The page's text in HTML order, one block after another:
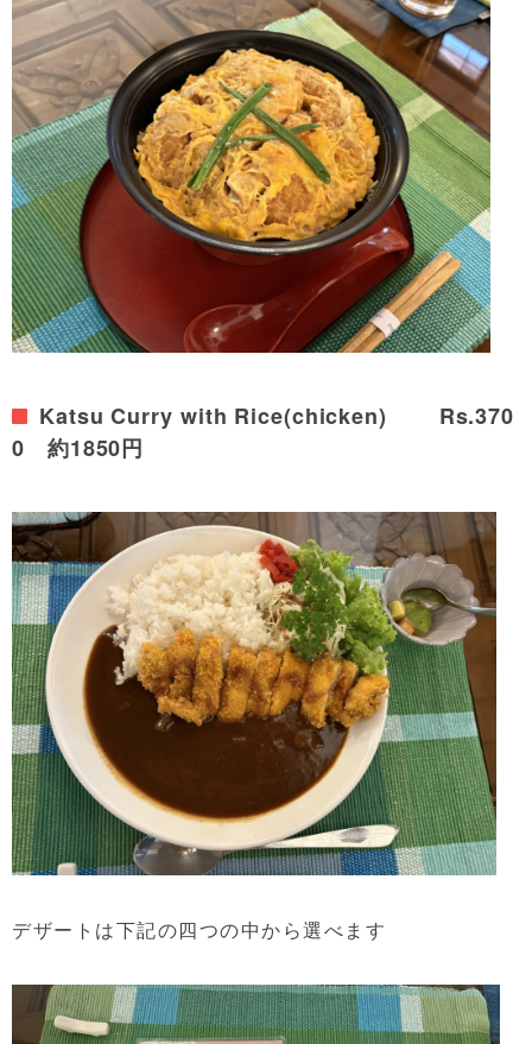
Katsu Curry with Rice(chicken) Rs.370
0 約1850円
デザートは下記の四つの中から選べます